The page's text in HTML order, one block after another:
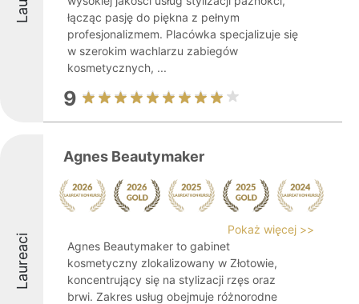
łącząc pasję do piękna z pełnym
profesjonalizmem. Placówka specjalizuje się
w szerokim wachlarzu zabiegów
kosmetycznych, ...
9
Laureaci
Agnes Beautymaker
Pokaż więcej >>
Agnes Beautymaker to gabinet
kosmetyczny zlokalizowany w Złotowie,
koncentrujący się na stylizacji rzęs oraz
brwi. Zakres usług obejmuje różnorodne